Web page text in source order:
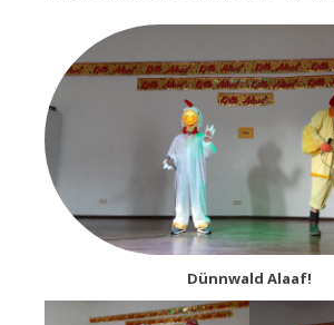
Dünnwald Alaaf!